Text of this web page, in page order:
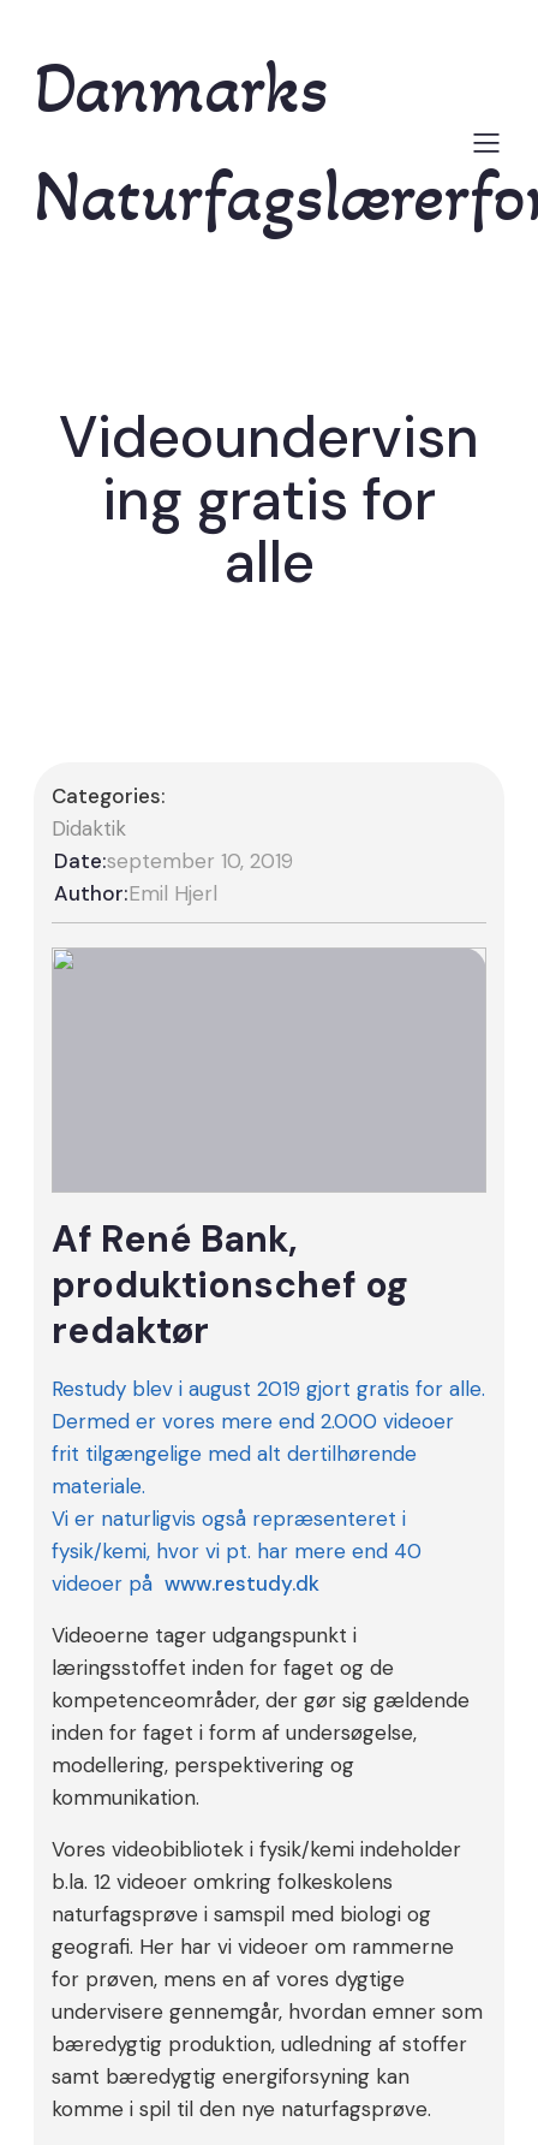
Danmarks
Videoundervisn
ing gratis for
alle
Categories:
Didaktik
Date:september 10, 2019
Author:Emil Hjerl
Af René Bank,
produktionschef og
redaktør
Restudy blev i august 2019 gjort gratis for alle.
Dermed er vores mere end 2.000 videoer
frit tilgængelige med alt dertilhørende
materiale.
Vi er naturligvis også repræsenteret i
fysik/kemi, hvor vi pt. har mere end 40
videoer på www.restudy.dk
Videoerne tager udgangspunkt i
læringsstoffet inden for faget og de
kompetenceområder, der gør sig gældende
inden for faget i form af undersøgelse,
modellering, perspektivering og
kommunikation.
Vores videobibliotek i fysik/kemi indeholder
b.la. 12 videoer omkring folkeskolens
naturfagsprøve i samspil med biologi og
geografi. Her har vi videoer om rammerne
for prøven, mens en af vores dygtige
undervisere gennemgår, hvordan emner som
bæredygtig produktion, udledning af stoffer
samt bæredygtig energiforsyning kan
komme i spil til den nye naturfagsprøve.